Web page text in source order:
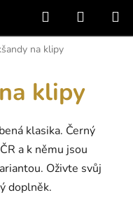
Hledat
KOŠÍK
na klipy
klipy
klasika. Černý
a k němu jsou
Oživte svůj
doplněk.